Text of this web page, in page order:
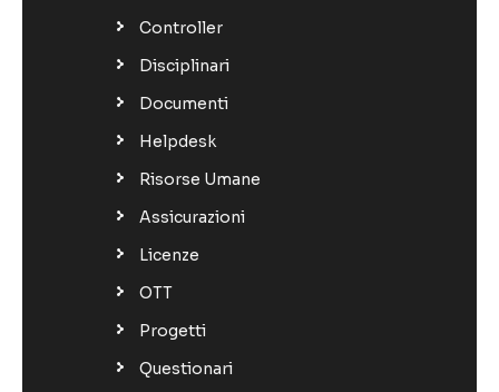
Controller
Disciplinari
Documenti
Helpdesk
Risorse Umane
Assicurazioni
Licenze
OTT
Progetti
Questionari